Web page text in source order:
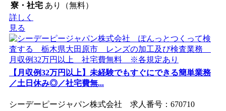
寮・社宅 あり（無料）
詳しく
見る
【月収例32万円以上】未経験でもすぐにできる簡単業務
／土日休み◎／社宅費無...
シーデーピージャパン株式会社 求人番号：670710